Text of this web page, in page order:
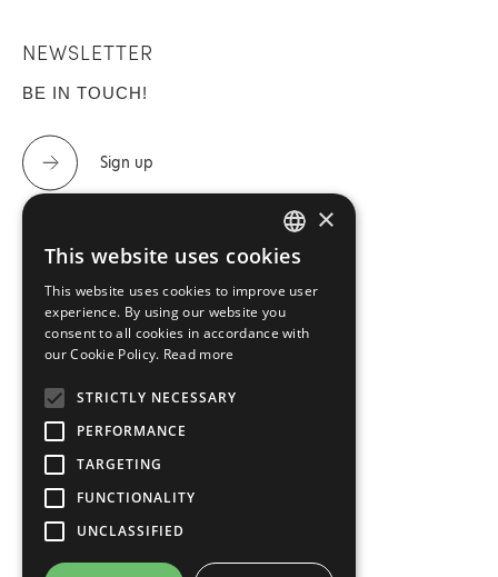
NEWSLETTER
BE IN TOUCH!
Sign up
CONTACT US
Tel.: 2310 488 440 & 2310 488 447
info@imperialfloor.gr
GREEK
ENGLISH
×
This website uses cookies
This website uses cookies to improve user
experience. By using our website you
consent to all cookies in accordance with
our Cookie Policy. Read more
STRICTLY NECESSARY
PERFORMANCE
TARGETING
FUNCTIONALITY
UNCLASSIFIED